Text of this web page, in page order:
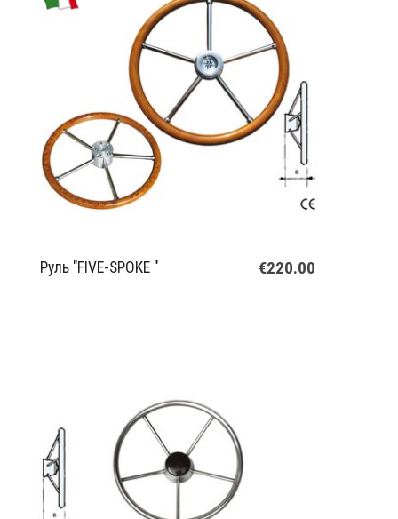
Руль "FIVE-SPOKE " €220.00